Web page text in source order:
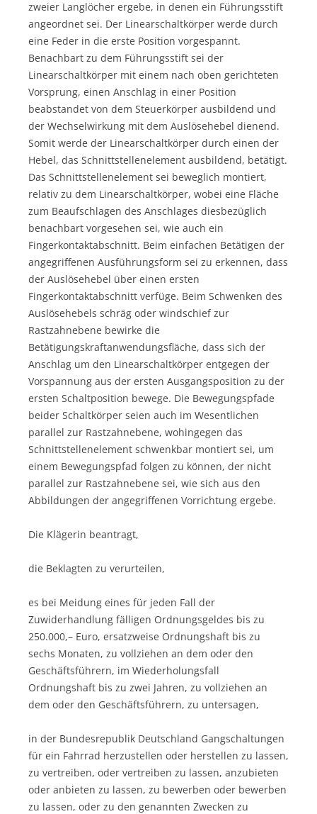
zweier Langlöcher ergebe, in denen ein Führungsstift
angeordnet sei. Der Linearschaltkörper werde durch
eine Feder in die erste Position vorgespannt.
Benachbart zu dem Führungsstift sei der
Linearschaltkörper mit einem nach oben gerichteten
Vorsprung, einen Anschlag in einer Position
beabstandet von dem Steuerkörper ausbildend und
der Wechselwirkung mit dem Auslösehebel dienend.
Somit werde der Linearschaltkörper durch einen der
Hebel, das Schnittstellenelement ausbildend, betätigt.
Das Schnittstellenelement sei beweglich montiert,
relativ zu dem Linearschaltkörper, wobei eine Fläche
zum Beaufschlagen des Anschlages diesbezüglich
benachbart vorgesehen sei, wie auch ein
Fingerkontaktabschnitt. Beim einfachen Betätigen der
angegriffenen Ausführungsform sei zu erkennen, dass
der Auslösehebel über einen ersten
Fingerkontaktabschnitt verfüge. Beim Schwenken des
Auslösehebels schräg oder windschief zur
Rastzahnebene bewirke die
Betätigungskraftanwendungsfläche, dass sich der
Anschlag um den Linearschaltkörper entgegen der
Vorspannung aus der ersten Ausgangsposition zu der
ersten Schaltposition bewege. Die Bewegungspfade
beider Schaltkörper seien auch im Wesentlichen
parallel zur Rastzahnebene, wohingegen das
Schnittstellenelement schwenkbar montiert sei, um
einem Bewegungspfad folgen zu können, der nicht
parallel zur Rastzahnebene sei, wie sich aus den
Abbildungen der angegriffenen Vorrichtung ergebe.
Die Klägerin beantragt,
die Beklagten zu verurteilen,
es bei Meidung eines für jeden Fall der
Zuwiderhandlung fälligen Ordnungsgeldes bis zu
250.000,– Euro, ersatzweise Ordnungshaft bis zu
sechs Monaten, zu vollziehen an dem oder den
Geschäftsführern, im Wiederholungsfall
Ordnungshaft bis zu zwei Jahren, zu vollziehen an
dem oder den Geschäftsführern, zu untersagen,
in der Bundesrepublik Deutschland Gangschaltungen
für ein Fahrrad herzustellen oder herstellen zu lassen,
zu vertreiben, oder vertreiben zu lassen, anzubieten
oder anbieten zu lassen, zu bewerben oder bewerben
zu lassen, oder zu den genannten Zwecken zu